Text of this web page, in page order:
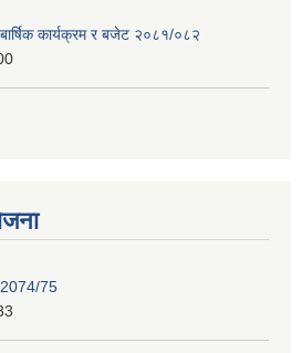
बार्षिक कार्यक्रम र बजेट २०८१/०८२
75